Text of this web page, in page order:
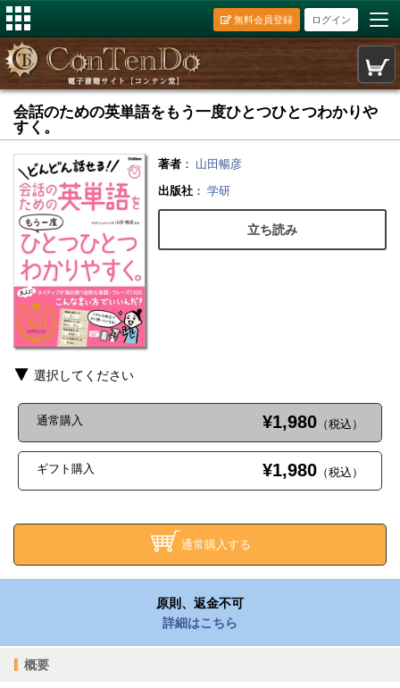
ログイン
無料会員登録
会話のための英単語をもう一度ひとつひとつわかりや
すく。
著者 ： 山田暢彦
出版社 ： 学研
立ち読み
選択してください
通常購入 ¥1,980 （税込）
ギフト購入 ¥1,980 （税込）
通常購入する
原則、返金不可
詳細はこちら
概要